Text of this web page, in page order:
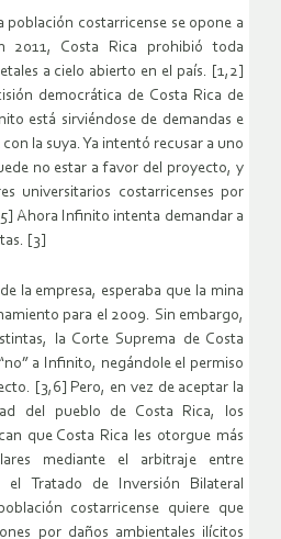
población costarricense se opone a
2011, Costa Rica prohibió toda
a cielo abierto en el país. [1,2]
democrática de Costa Rica de
está sirviéndose de demandas e
la suya. Ya intentó recusar a uno
no estar a favor del proyecto, y
universitarios costarricenses por
Ahora Infinito intenta demandar a
[3]
la empresa, esperaba que la mina
para el 2009. Sin embargo,
la Corte Suprema de Costa
a Infinito, negándole el permiso
[3,6] Pero, en vez de aceptar la
del pueblo de Costa Rica, los
que Costa Rica les otorgue más
mediante el arbitraje entre
el Tratado de Inversión Bilateral
costarricense quiere que
por daños ambientales ilícitos